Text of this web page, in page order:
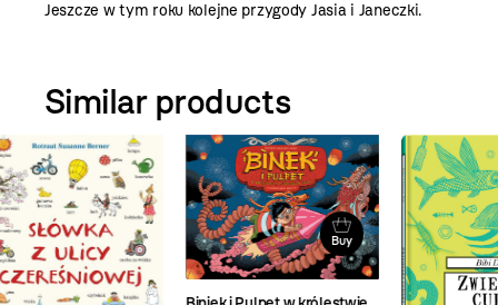
Jeszcze w tym roku kolejne przygody Jasia i Janeczki.
Similar products
Buy